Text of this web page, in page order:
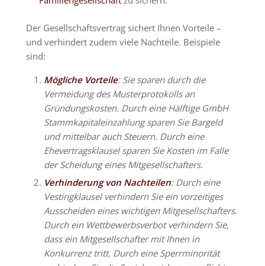
Der Gesellschaftsvertrag sichert Ihnen Vorteile –
und verhindert zudem viele Nachteile. Beispiele
sind:
Mögliche Vorteile: Sie sparen durch die
Vermeidung des Musterprotokolls an
Gründungskosten. Durch eine Hälftige GmbH
Stammkapitaleinzahlung sparen Sie Bargeld
und mittelbar auch Steuern. Durch eine
Ehevertragsklausel sparen Sie Kosten im Falle
der Scheidung eines Mitgesellschafters.
Verhinderung von Nachteilen: Durch eine
Vestingklausel verhindern Sie ein vorzeitiges
Ausscheiden eines wichtigen Mitgesellschafters.
Durch ein Wettbewerbsverbot verhindern Sie,
dass ein Mitgesellschafter mit Ihnen in
Konkurrenz tritt. Durch eine Sperrminorität